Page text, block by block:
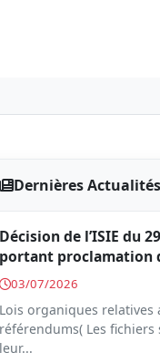
Dernières Actualités
Décision de l’ISIE du
portant proclamation
03/07/2026
Lois organiques relatives
référendums( Les
leur...